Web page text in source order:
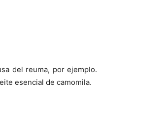
del reuma, por ejemplo.
esencial de camomila.